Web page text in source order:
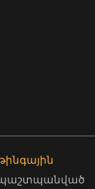
պաշտպանված